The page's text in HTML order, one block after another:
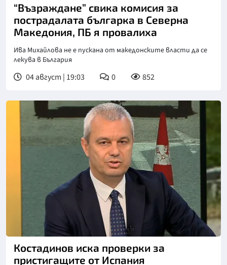
“Възраждане” свика комисия за
пострадалата българка в Северна
Македония, ПБ я провалиха
Ива Михайлова не е пускана от македонските власти да се
лекува в България
04 август | 19:03 0 852
Снимка: Нова телевизия
Костадинов иска проверки за
пристигащите от Испания